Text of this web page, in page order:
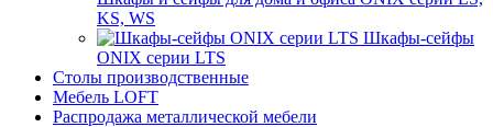
KS, WS
Шкафы-сейфы
ONIX серии LTS
Столы производственные
Мебель LOFT
Распродажа металлической мебели